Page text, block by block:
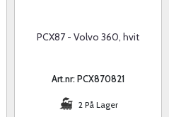
PCX87 - Volvo 360, hvit
Art.nr: PCX870821
2 På Lager